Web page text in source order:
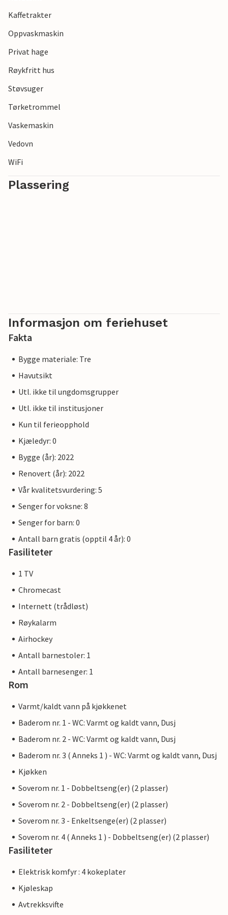
Kaffetrakter
Oppvaskmaskin
Privat hage
Røykfritt hus
Støvsuger
Tørketrommel
Vaskemaskin
Vedovn
WiFi
Plassering
Informasjon om feriehuset
Fakta
Bygge materiale: Tre
Havutsikt
Utl. ikke til ungdomsgrupper
Utl. ikke til institusjoner
Kun til ferieopphold
Kjæledyr: 0
Bygge (år): 2022
Renovert (år): 2022
Vår kvalitetsvurdering: 5
Senger for voksne: 8
Senger for barn: 0
Antall barn gratis (opptil 4 år): 0
Fasiliteter
1 TV
Chromecast
Internett (trådløst)
Røykalarm
Airhockey
Antall barnestoler: 1
Antall barnesenger: 1
Rom
Varmt/kaldt vann på kjøkkenet
Baderom nr. 1 - WC: Varmt og kaldt vann, Dusj
Baderom nr. 2 - WC: Varmt og kaldt vann, Dusj
Baderom nr. 3 ( Anneks 1 ) - WC: Varmt og kaldt vann, Dusj
Kjøkken
Soverom nr. 1 - Dobbeltseng(er) (2 plasser)
Soverom nr. 2 - Dobbeltseng(er) (2 plasser)
Soverom nr. 3 - Enkeltsenge(er) (2 plasser)
Soverom nr. 4 ( Anneks 1 ) - Dobbeltseng(er) (2 plasser)
Fasiliteter
Elektrisk komfyr : 4 kokeplater
Kjøleskap
Avtrekksvifte